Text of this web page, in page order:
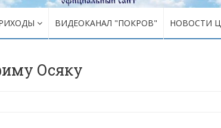
ВИДЕОКАНАЛ "ПОКРОВ" НОВОСТИ
Осяку